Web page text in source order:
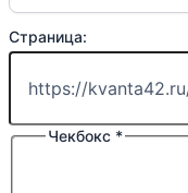
Страница:
Чекбокс *